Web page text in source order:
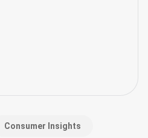
Consumer Insights